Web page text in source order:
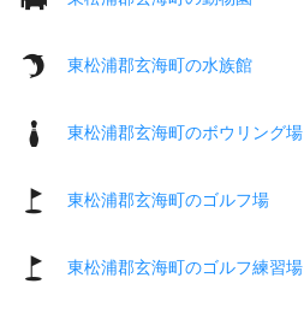
東松浦郡玄海町の水族館
東松浦郡玄海町のボウリング場
東松浦郡玄海町のゴルフ場
東松浦郡玄海町のゴルフ練習場